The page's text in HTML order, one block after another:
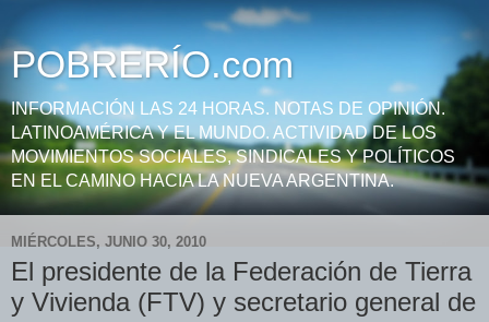
POBRERÍO.com
INFORMACIÓN LAS 24 HORAS. NOTAS DE OPINIÓN.
LATINOAMÉRICA Y EL MUNDO. ACTIVIDAD DE LOS
MOVIMIENTOS SOCIALES, SINDICALES Y POLÍTICOS
EN EL CAMINO HACIA LA NUEVA ARGENTINA.
MIÉRCOLES, JUNIO 30, 2010
El presidente de la Federación de Tierra
y Vivienda (FTV) y secretario general de